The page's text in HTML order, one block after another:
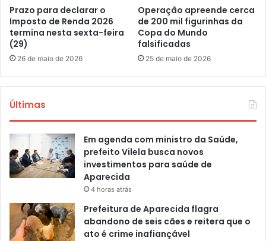
Prazo para declarar o
Imposto de Renda 2026
termina nesta sexta-feira
(29)
26 de maio de 2026
Operação apreende cerca
de 200 mil figurinhas da
Copa do Mundo
falsificadas
25 de maio de 2026
Últimas
Em agenda com ministro da Saúde,
prefeito Vilela busca novos
investimentos para saúde de
Aparecida
4 horas atrás
Prefeitura de Aparecida flagra
abandono de seis cães e reitera que o
ato é crime inafiançável